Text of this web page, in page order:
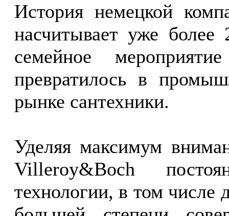
История немецкой
насчитывает уже более
семейное
превратилось в
рынке сантехники.
Уделяя максимум
Villeroy&Boch
технологии, в том числе